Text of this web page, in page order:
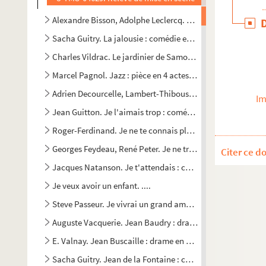
Alexandre Bisson, Adolphe Leclercq. Jalouse : comédie en
Sacha Guitry. La jalousie : comédie en 3 actes. 1915
Charles Vildrac. Le jardinier de Samos : comédie en 3
Marcel Pagnol. Jazz : pièce en 4 actes. 1926
Adrien Decourcelle, Lambert-Thiboust. Je dîne chez ma
Jean Guitton. Je l'aimais trop : comédie en 3 actes. 1951
Roger-Ferdinand. Je ne te connais plus : comédie en 3
Georges Feydeau, René Peter. Je ne trompe pas mon mari
Jacques Natanson. Je t'attendais : comédie en 3 actes et
Je veux avoir un enfant. ....
Steve Passeur. Je vivrai un grand amour : pièce en 3 actes.
Auguste Vacquerie. Jean Baudry : drame en 4 actes. 1863
E. Valnay. Jean Buscaille : drame en 5 actes. 1879
Sacha Guitry. Jean de la Fontaine : comédie en 4 actes.
Citer ce